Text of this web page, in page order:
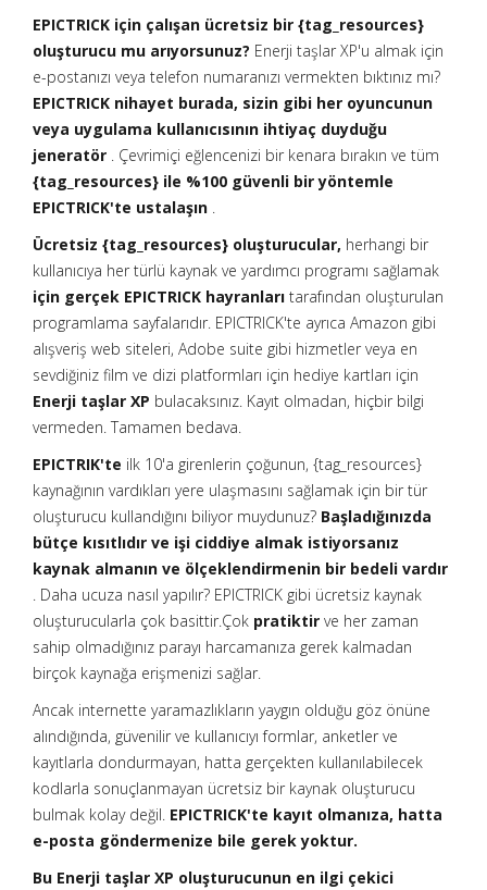
EPICTRICK için çalışan ücretsiz bir {tag_resources}
oluşturucu mu arıyorsunuz? Enerji taşlar XP'u almak için
e-postanızı veya telefon numaranızı vermekten bıktınız mı?
EPICTRICK nihayet burada, sizin gibi her oyuncunun
veya uygulama kullanıcısının ihtiyaç duyduğu
jeneratör . Çevrimiçi eğlencenizi bir kenara bırakın ve tüm
{tag_resources} ile %100 güvenli bir yöntemle
EPICTRICK'te ustalaşın .
Ücretsiz {tag_resources} oluşturucular, herhangi bir
kullanıcıya her türlü kaynak ve yardımcı programı sağlamak
için gerçek EPICTRICK hayranları tarafından oluşturulan
programlama sayfalarıdır. EPICTRICK'te ayrıca Amazon gibi
alışveriş web siteleri, Adobe suite gibi hizmetler veya en
sevdiğiniz film ve dizi platformları için hediye kartları için
Enerji taşlar XP bulacaksınız. Kayıt olmadan, hiçbir bilgi
vermeden. Tamamen bedava.
EPICTRIK'te ilk 10'a girenlerin çoğunun, {tag_resources}
kaynağının vardıkları yere ulaşmasını sağlamak için bir tür
oluşturucu kullandığını biliyor muydunuz? Başladığınızda
bütçe kısıtlıdır ve işi ciddiye almak istiyorsanız
kaynak almanın ve ölçeklendirmenin bir bedeli vardır
. Daha ucuza nasıl yapılır? EPICTRICK gibi ücretsiz kaynak
oluşturucularla çok basittir.Çok pratiktir ve her zaman
sahip olmadığınız parayı harcamanıza gerek kalmadan
birçok kaynağa erişmenizi sağlar.
Ancak internette yaramazlıkların yaygın olduğu göz önüne
alındığında, güvenilir ve kullanıcıyı formlar, anketler ve
kayıtlarla dondurmayan, hatta gerçekten kullanılabilecek
kodlarla sonuçlanmayan ücretsiz bir kaynak oluşturucu
bulmak kolay değil. EPICTRICK'te kayıt olmanıza, hatta
e-posta göndermenize bile gerek yoktur.
Bu Enerji taşlar XP oluşturucunun en ilgi çekici